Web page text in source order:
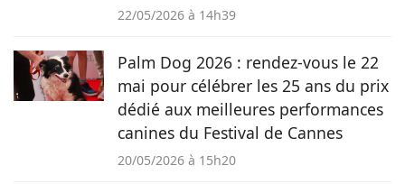
22/05/2026 à 14h39
Palm Dog 2026 : rendez-vous le 22
mai pour célébrer les 25 ans du prix
dédié aux meilleures performances
canines du Festival de Cannes
20/05/2026 à 15h20